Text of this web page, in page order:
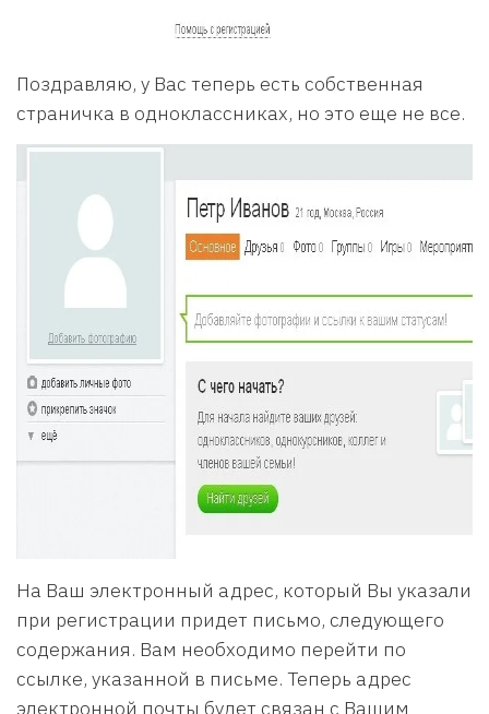
Поздравляю, у Вас теперь есть собственная
страничка в одноклассниках, но это еще не все.
На Ваш электронный адрес, который Вы указали
при регистрации придет письмо, следующего
содержания. Вам необходимо перейти по
ссылке, указанной в письме. Теперь адрес
электронной почты будет связан с Вашим